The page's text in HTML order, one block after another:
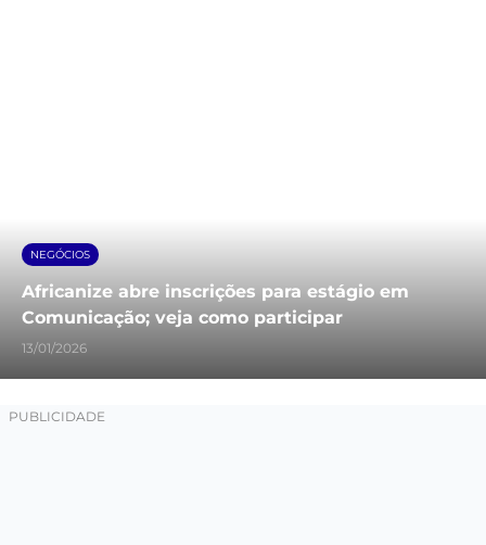
NEGÓCIOS
Africanize abre inscrições para estágio em
Comunicação; veja como participar
13/01/2026